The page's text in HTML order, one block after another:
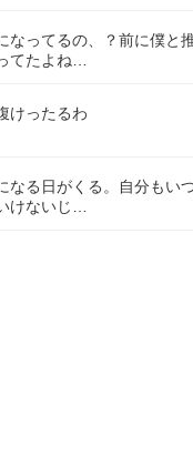
なってるの、？前に僕と
てたよね…
けったるわ
なる日がくる。自分もい
けないじ…